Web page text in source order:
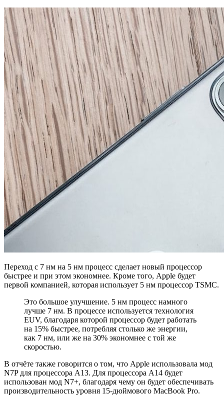
Переход с 7 нм на 5 нм процесс сделает новый процессор
быстрее и при этом экономнее. Кроме того, Apple будет
первой компанией, которая использует 5 нм процессор TSMC.
Это большое улучшение. 5 нм процесс намного
лучше 7 нм. В процессе используется технология
EUV, благодаря которой процессор будет работать
на 15% быстрее, потребляя столько же энергии,
как 7 нм, или же на 30% экономнее с той же
скоростью.
В отчёте также говорится о том, что Apple использовала мод
N7P для процессора A13. Для процессора A14 будет
использован мод N7+, благодаря чему он будет обеспечивать
производительность уровня 15-дюймового MacBook Pro.